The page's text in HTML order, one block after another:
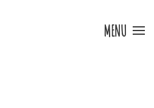
MENU